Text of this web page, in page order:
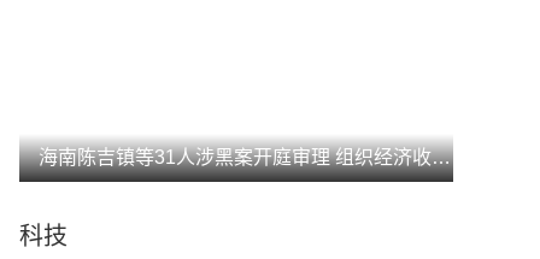
海南陈吉镇等31人涉黑案开庭审理 组织经济收入达3亿元
科技